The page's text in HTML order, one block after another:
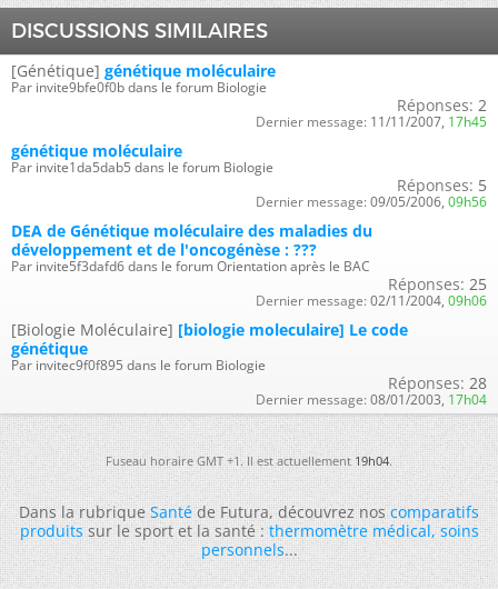
DISCUSSIONS SIMILAIRES
[Génétique] génétique moléculaire
Par invite9bfe0f0b dans le forum Biologie
Réponses: 2
Dernier message: 11/11/2007, 17h45
génétique moléculaire
Par invite1da5dab5 dans le forum Biologie
Réponses: 5
Dernier message: 09/05/2006, 09h56
DEA de Génétique moléculaire des maladies du
développement et de l'oncogénèse : ???
Par invite5f3dafd6 dans le forum Orientation après le BAC
Réponses: 25
Dernier message: 02/11/2004, 09h06
[Biologie Moléculaire] [biologie moleculaire] Le code
génétique
Par invitec9f0f895 dans le forum Biologie
Réponses: 28
Dernier message: 08/01/2003, 17h04
Fuseau horaire GMT +1. Il est actuellement19h04.
Dans la rubriqueSantéde Futura, découvrez noscomparatifs
produitssur le sport et la santé :thermomètre médical,soins
personnels...